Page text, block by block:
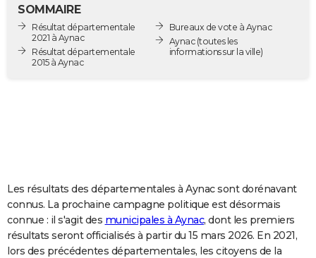
Destinations
City break
Voyage nature
Voyage de noces
Forum
Climat
GUIDES D'ACHAT
COPAINS D'AVANT
Se connecter
Primaires
Universités
Entreprises
Service militaire
Avis de recherche
AVIS DE DÉCÈS
FORUM
SOMMAIRE
Résultat départementale
2021 à Aynac
Résultat départementale
2015 à Aynac
Bureaux de vote à Aynac
Aynac(toutes les
informations sur la ville)
Les résultats des départementales à Aynac sont dorénavant
connus. La prochaine campagne politique est désormais
connue : il s'agit des municipales à Aynac, dont les premiers
résultats seront officialisés à partir du 15 mars 2026. En 2021,
lors des précédentes départementales, les citoyens de la